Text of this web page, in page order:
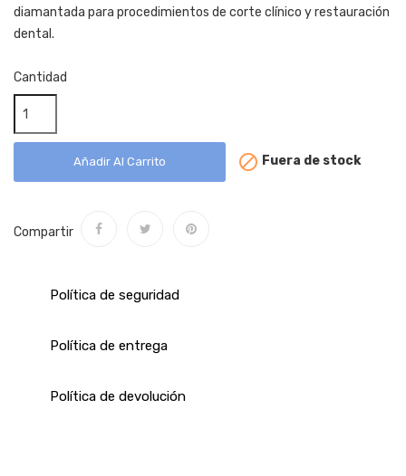
diamantada para procedimientos de corte clínico y restauración
dental.
Cantidad
Añadir Al Carrito  Fuera de stock
Compartir
Política de seguridad
Política de entrega
Política de devolución